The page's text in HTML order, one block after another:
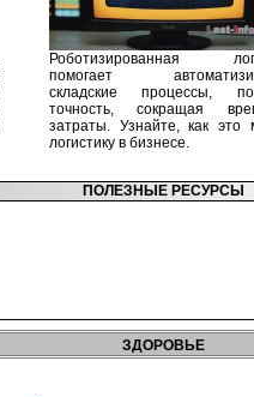
Роботизированная
помогает
складские процессы,
точность, сокращая
затраты. Узнайте, как это
логистику в бизнесе.
ПОЛЕЗНЫЕ РЕСУРСЫ
ЗДОРОВЬЕ